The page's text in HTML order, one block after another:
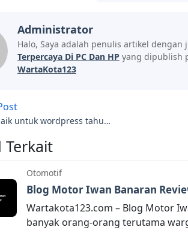
Administrator
Halo, Saya adalah penulis artikel dengan
Terpercaya Di PC Dan HP yang dipublish
WartaKota123
untuk wordpress tahun
Terkait
Otomotif
Blog Motor Iwan Banaran
Wartakota123.com – Blog Motor
banyak orang-orang terutama